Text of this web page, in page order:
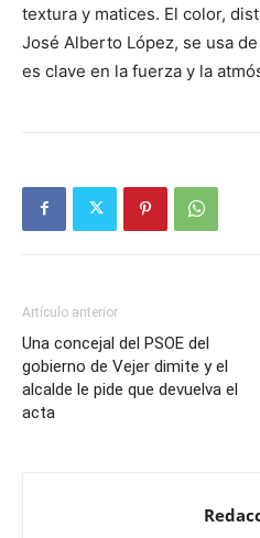
textura y matices. El color,
José Alberto López, se usa
es clave en la fuerza y la
Artículo anterior
Una concejal del PSOE del
gobierno de Vejer dimite y el
alcalde le pide que devuelva el
acta